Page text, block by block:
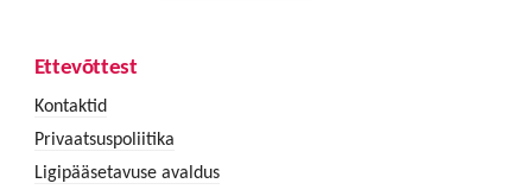
Ettevõttest
Kontaktid
Privaatsuspoliitika
Ligipääsetavuse avaldus